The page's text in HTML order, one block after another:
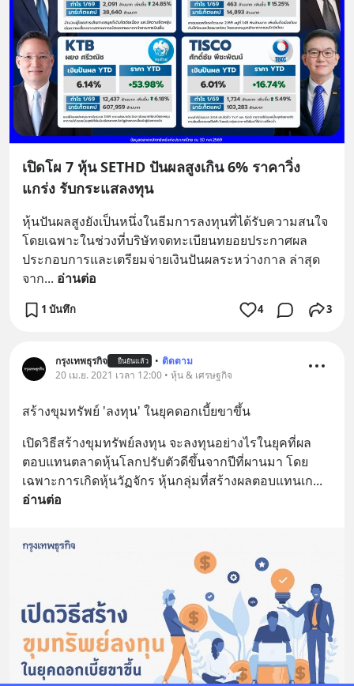
เปิดโผ 7 หุ้น SETHD ปันผลสูงเกิน 6% ราคาวิ่ง
แกร่ง รับกระแสลงทุน
หุ้นปันผลสูงยังเป็นหนึ่งในธีมการลงทุนที่ได้รับความสนใจ
โดยเฉพาะในช่วงที่บริษัทจดทะเบียนทยอยประกาศผล
ประกอบการและเตรียมจ่ายเงินปันผลระหว่างกาล ล่าสุด
จาก... อ่านต่อ
1 บันทึก 4 3
กรุงเทพธุรกิจ ยืนยันแล้ว • ติดตาม
20 เม.ย. 2021 เวลา 12:00 • หุ้น & เศรษฐกิจ
สร้างขุมทรัพย์ 'ลงทุน' ในยุคดอกเบี้ยขาขึ้น
เปิดวิธีสร้างขุมทรัพย์ลงทุน จะลงทุนอย่างไรในยุคที่ผล
ตอบแทนตลาดหุ้นโลกปรับตัวดีขึ้นจากปีที่ผานมา โดย
เฉพาะการเกิดหุ้นวัฏจักร หุ้นกลุ่มที่สร้างผลตอบแทนเก
อ่านต่อ